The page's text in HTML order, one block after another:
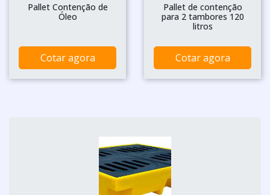
Pallet Contenção de
Óleo
Cotar agora
Pallet de contenção
para 2 tambores 120
litros
Cotar agora